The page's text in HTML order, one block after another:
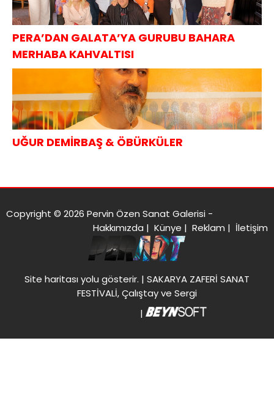
PERA’DAN GALATA’YA GURUBU BAHARA
MERHABA KAHVALTISI
UĞUR DEMİRBAŞ & ÖBÜRKÜLER
Copyright © 2026 Pervin Özen Sanat Galerisi -
Hakkımızda | Künye | Reklam | İletişim
Site haritası yolu gösterir. | SAKARYA ZAFERİ SANAT
FESTİVALİ, Çalıştay ve Sergi
|